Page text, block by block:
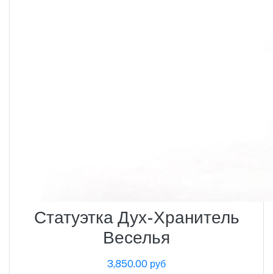
Статуэтка Дух-Хранитель
Веселья
3,850.00 руб